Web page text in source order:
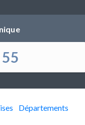
Départements